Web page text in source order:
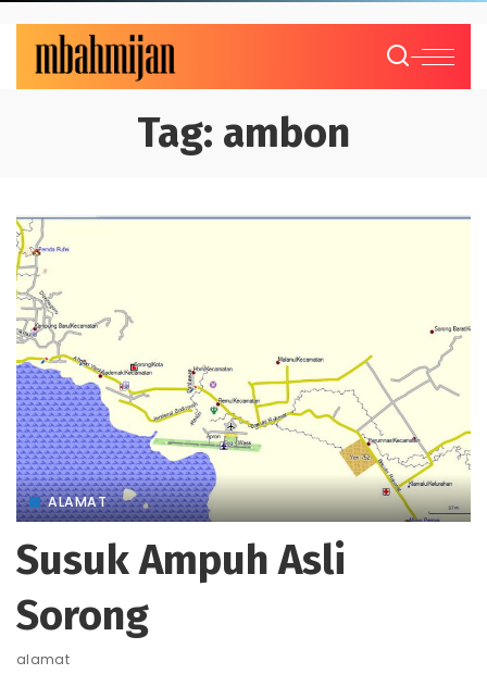
Tag: ambon
ALAMAT
Susuk Ampuh Asli
Sorong
alamat